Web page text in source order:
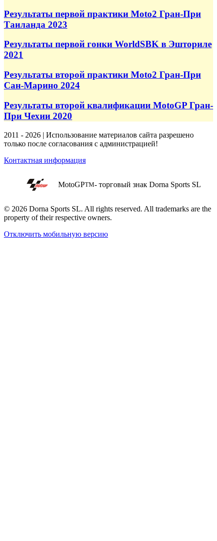
Результаты первой практики Moto2 Гран-При
Таиланда 2023
Результаты первой гонки WorldSBK в Эшториле
2021
Результаты второй практики Moto2 Гран-При
Сан-Марино 2024
Результаты второй квалификации MotoGP Гран-
При Чехии 2020
2011 - 2026 | Использование материалов сайта разрешено
только после согласования с администрацией!
Контактная информация
MotoGPTM- торговый знак Dorna Sports SL
© 2026 Dorna Sports SL. All rights reserved. All trademarks are the
property of their respective owners.
Отключить мобильную версию